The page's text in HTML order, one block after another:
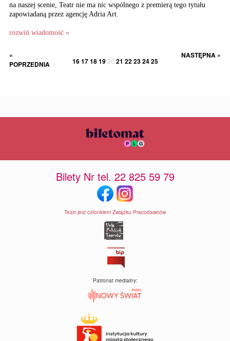
na naszej scenie, Teatr nie ma nic wspólnego z premierą tego tytułu
zapowiadaną przez agencję Adria Art.
rozwiń wiadomość »
«
POPRZEDNIA
1617181920 21 22232425
NASTĘPNA »
Bilety Nr tel. 22 825 59 79
Teatr jest członkiem Związku Pracodawców
Patronat medialny: